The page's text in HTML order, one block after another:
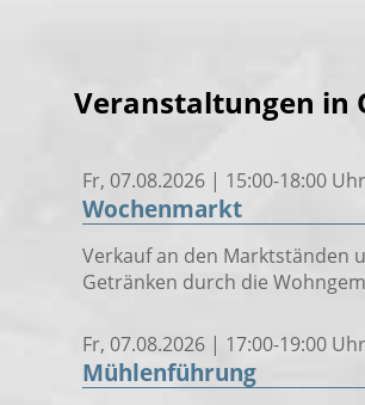
Veranstaltungen in
Fr, 07.08.2026 | 15:00-18:00 Uhr
Wochenmarkt
Verkauf an den Marktständen
Getränken durch die
Fr, 07.08.2026 | 17:00-19:00 Uhr
Mühlenführung